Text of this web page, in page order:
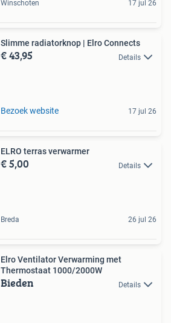
Winschoten 17 jul 26
Slimme radiatorknop | Elro Connects
€ 43,95 Details
Bezoek website 17 jul 26
ELRO terras verwarmer
€ 5,00 Details
Breda 26 jul 26
Elro Ventilator Verwarming met
Thermostaat 1000/2000W
Bieden Details